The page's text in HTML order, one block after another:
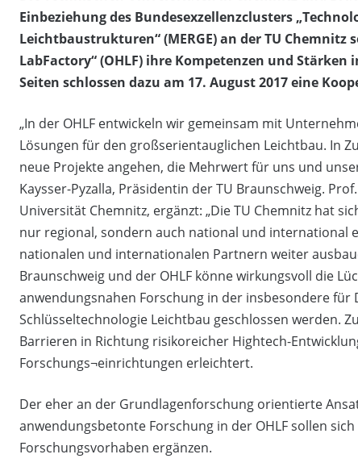
Einbeziehung des Bundesexzellenzclusters
Leichtbaustrukturen“ (MERGE) an der TU Chemnitz
LabFactory“ (OHLF) ihre Kompetenzen und
Seiten schlossen dazu am 17. August 2017 eine
„In der OHLF entwickeln wir gemeinsam mit
Lösungen für den großserientauglichen Leichtbau. In
neue Projekte angehen, die Mehrwert für uns und
Kaysser-Pyzalla, Präsidentin der TU Braunschweig.
Universität Chemnitz, ergänzt: „Die TU Chemnitz hat
nur regional, sondern auch national und international
nationalen und internationalen Partnern weiter
Braunschweig und der OHLF könne wirkungsvoll die
anwendungsnahen Forschung in der insbesondere
Schlüsseltechnologie Leichtbau geschlossen werden.
Barrieren in Richtung risikoreicher Hightech-
Forschungs¬einrichtungen erleichtert.
Der eher an der Grundlagenforschung orientierte
anwendungsbetonte Forschung in der OHLF sollen
Forschungsvorhaben ergänzen.